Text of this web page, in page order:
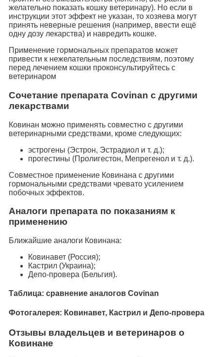
желательно показать кошку ветеринару). Но если в
инструкции этот эффект не указан, то хозяева могут
принять неверные решения (например, ввести ещё
одну дозу лекарства) и навредить кошке.
Применение гормональных препаратов может
привести к нежелательным последствиям, поэтому
перед лечением кошки проконсультируйтесь с
ветеринаром
Сочетание препарата Covinan с другими
лекарствами
Ковинан можно применять совместно с другими
ветеринарными средствами, кроме следующих:
эстрогены (Эстрон, Эстрадиол и т. д.);
прогестины (Пролигестон, Мепрегенол и т. д.).
Совместное применение Ковинана с другими
гормональными средствами чревато усилением
побочных эффектов.
Аналоги препарата по показаниям к
применению
Ближайшие аналоги Ковинана:
Ковинавет (Россия);
Кастрил (Украина);
Депо-провера (Бельгия).
Таблица: сравнение аналогов Covinan
Фотогалерея: Ковинавет, Кастрил и Депо-провера
Отзывы владельцев и ветеринаров о
Ковинане